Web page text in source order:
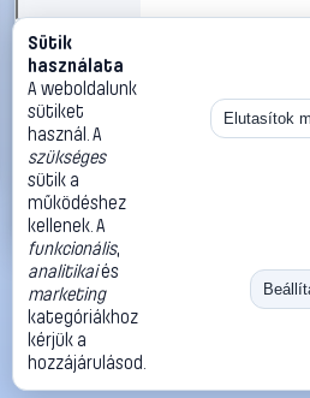
#1794915
TOOLCRAFT TO-5384745
egyeneshornyú ISO 1207 2000 db
TOOLCRAFT Metrikus csavarok
14 990 Ft
Kosárba
«
Méret:
©2026
ThermoScope
ÁSZF
Cégbemutató
Sütik
használata
A weboldalunk
sütiket
használ. A
szükséges
sütik a
működéshez
kellenek. A
funkcionális,
analitikaiés
marketing
kategóriákhoz
kérjük a
hozzájárulásod.
Elutasítok